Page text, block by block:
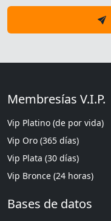
Membresías V.I.P.
Vip Platino (de por vida)
Vip Oro (365 días)
Vip Plata (30 días)
Vip Bronce (24 horas)
Bases de datos